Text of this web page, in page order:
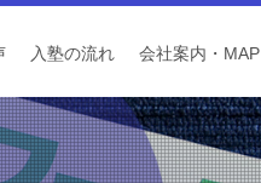
入塾の流れ 会社案内・MAP